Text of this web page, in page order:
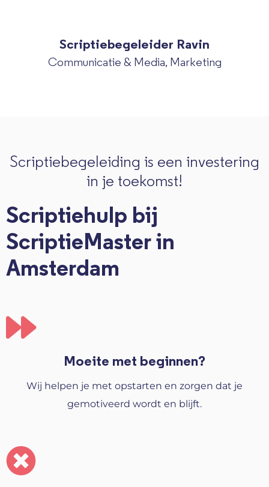
Scriptiebegeleider Ravin
Communicatie & Media, Marketing
Scriptiebegeleiding is een investering
in je toekomst!
Scriptiehulp bij
ScriptieMaster in
Amsterdam
Moeite met beginnen?
Wij helpen je met opstarten en zorgen dat je
gemotiveerd wordt en blijft.